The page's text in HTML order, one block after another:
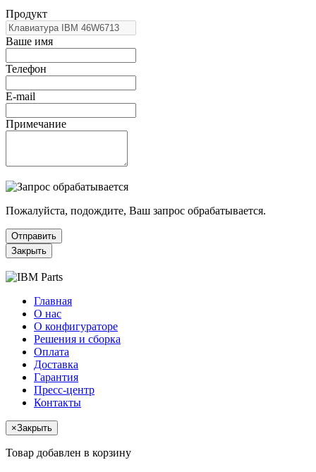
Продукт
Ваше имя
Телефон
E-mail
Примечание
Пожалуйста, подождите, Ваш запрос обрабатывается.
Отправить
Закрыть
Главная
О нас
О конфигураторе
Решения и сборка
Оплата
Доставка
Гарантия
Пресс-центр
Контакты
×Закрыть
Товар добавлен в корзину